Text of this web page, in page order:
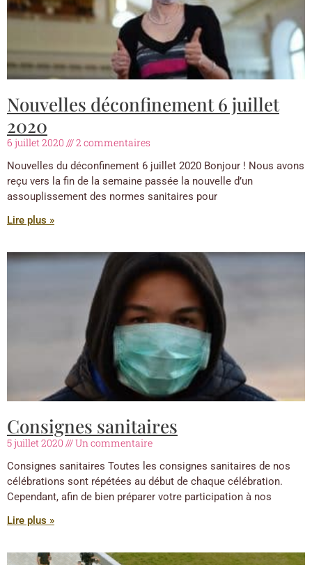
Nouvelles déconfinement 6 juillet
2020
6 juillet 2020 2 commentaires
Nouvelles du déconfinement 6 juillet 2020 Bonjour ! Nous avons
reçu vers la fin de la semaine passée la nouvelle d’un
assouplissement des normes sanitaires pour
Lire plus »
Consignes sanitaires
5 juillet 2020 Un commentaire
Consignes sanitaires Toutes les consignes sanitaires de nos
célébrations sont répétées au début de chaque célébration.
Cependant, afin de bien préparer votre participation à nos
Lire plus »